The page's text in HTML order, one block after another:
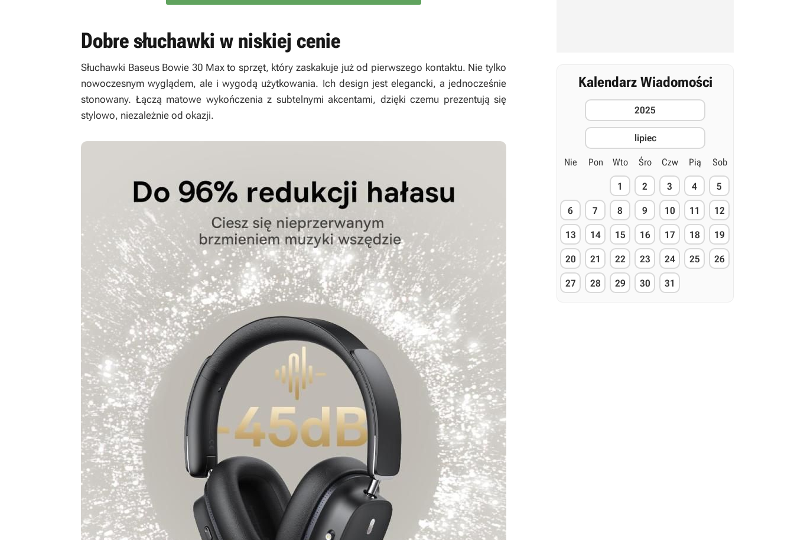
Dobre słuchawki w niskiej cenie
Słuchawki Baseus Bowie 30 Max to sprzęt, który zaskakuje już od pierwszego kontaktu. Nie tylko
nowoczesnym wyglądem, ale i wygodą użytkowania. Ich design jest elegancki, a jednocześnie
stonowany. Łączą matowe wykończenia z subtelnymi akcentami, dzięki czemu prezentują się
stylowo, niezależnie od okazji.
Kalendarz Wiadomości
2025
lipiec
Nie Pon Wto Śro Czw Pią Sob
1 2 3 4 5
6 7 8 9 10 11 12
13 14 15 16 17 18 19
20 21 22 23 24 25 26
27 28 29 30 31